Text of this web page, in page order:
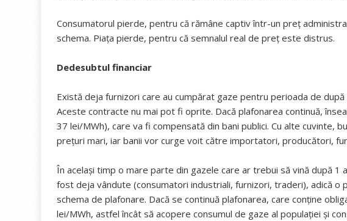
Consumatorul pierde, pentru că rămâne captiv într-un preț
schema. Piața pierde, pentru că semnalul real de preț este distrus.
Dedesubtul financiar
Există deja furnizori care au cumpărat gaze pentru perioada de
Aceste contracte nu mai pot fi oprite. Dacă plafonarea continuă,
37 lei/MWh), care va fi compensată din bani publici. Cu alte cuvinte,
prețuri mari, iar banii vor curge voit către importatori, producători,
În același timp o mare parte din gazele care ar trebui să vină după 1
fost deja vândute (consumatori industriali, furnizori, traderi), adică o
schema de plafonare. Dacă se continuă plafonarea, care conține
lei/MWh, astfel încât să acopere consumul de gaze al populației și